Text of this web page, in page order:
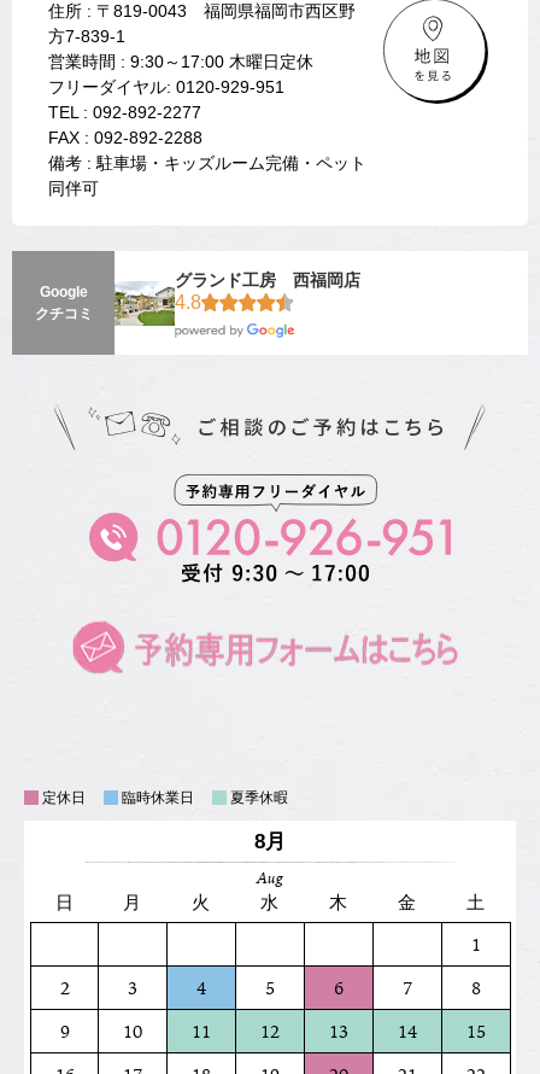
住所 : 〒819-0043 福岡県福岡市西区野
方7-839-1
営業時間 : 9:30～17:00 木曜日定休
フリーダイヤル: 0120-929-951
TEL : 092-892-2277
FAX : 092-892-2288
備考 : 駐車場・キッズルーム完備・ペット
同伴可
Google
クチコミ
グランド工房 西福岡店
4.8
定休日 臨時休業日 夏季休暇
8月
Aug
日 月 火 水 木 金 土
1
2
3 4 5 6 7
8
9
10 11 12 13 14
15